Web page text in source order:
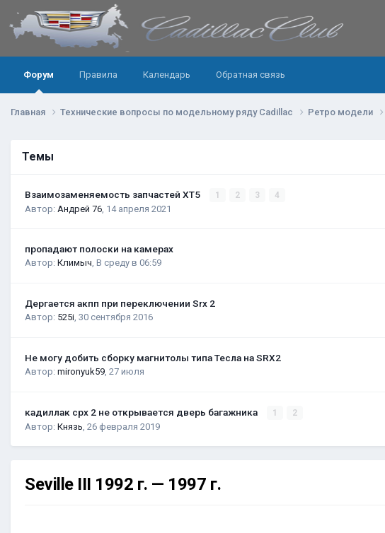
Форум Правила Календарь Обратная связь
Главная Технические вопросы по модельному ряду Cadillac Ретро модели
Темы
Взаимозаменяемость запчастей XT5 1 2 3 4
Автор: Андрей 76 14 апреля 2021
пропадают полоски на камерах
Автор: Климыч В среду в 06:59
Дергается акпп при переключении Srx 2
Автор: 525i 30 сентября 2016
Не могу добить сборку магнитолы типа Тесла на SRX2
Автор: mironyuk59 27 июля
кадиллак срх 2 не открывается дверь багажника 1 2
Автор: Князь 26 февраля 2019
Seville III 1992 г. — 1997 г.